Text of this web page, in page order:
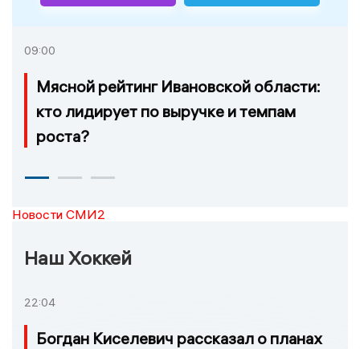
09:00
Мясной рейтинг Ивановской области:
кто лидирует по выручке и темпам
роста?
Новости СМИ2
Наш Хоккей
22:04
Богдан Киселевич рассказал о планах